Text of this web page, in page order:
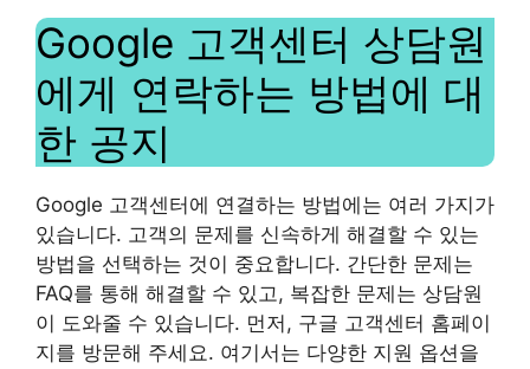
Google 고객센터 상담원
에게 연락하는 방법에 대
한 공지
Google 고객센터에 연결하는 방법에는 여러 가지가
있습니다. 고객의 문제를 신속하게 해결할 수 있는
방법을 선택하는 것이 중요합니다. 간단한 문제는
FAQ를 통해 해결할 수 있고, 복잡한 문제는 상담원
이 도와줄 수 있습니다. 먼저, 구글 고객센터 홈페이
지를 방문해 주세요. 여기서는 다양한 지원 옵션을